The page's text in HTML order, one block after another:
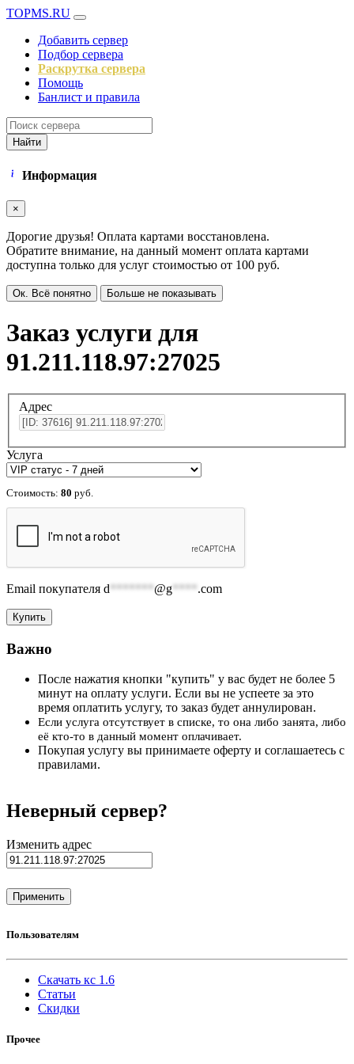
TOPMS.RU
Добавить сервер
Подбор сервера
Раскрутка сервера
Помощь
Банлист и правила
Найти
Информация
×
Дорогие друзья! Оплата картами восстановлена.
Обратите внимание, на данный момент оплата картами
доступна только для услуг стоимостью от 100 руб.
Ок. Всё понятно Больше не показывать
Заказ услуги для
91.211.118.97:27025
Адрес
Услуга
Стоимость: 80 руб.
Email покупателя d*******@g****.com
Важно
После нажатия кнопки "купить" у вас будет не более 5
минут на оплату услуги. Если вы не успеете за это
время оплатить услугу, то заказ будет аннулирован.
Если услуга отсутствует в списке, то она либо занята, либо
её кто-то в данный момент оплачивает.
Покупая услугу вы принимаете оферту и соглашаетесь с
правилами.
Неверный сервер?
Изменить адрес
Пользователям
Скачать кс 1.6
Статьи
Скидки
Прочее